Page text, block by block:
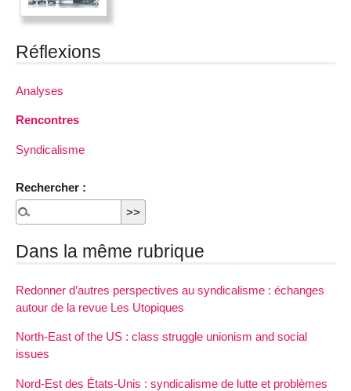
Réflexions
Analyses
Rencontres
Syndicalisme
Rechercher :
Dans la même rubrique
Redonner d’autres perspectives au syndicalisme : échanges
autour de la revue Les Utopiques
North-East of the US : class struggle unionism and social
issues
Nord-Est des États-Unis : syndicalisme de lutte et problèmes